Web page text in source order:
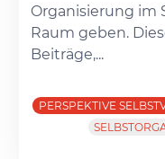
Organisierung im
Raum geben.
Beiträge,...
PERSPEKTIVE